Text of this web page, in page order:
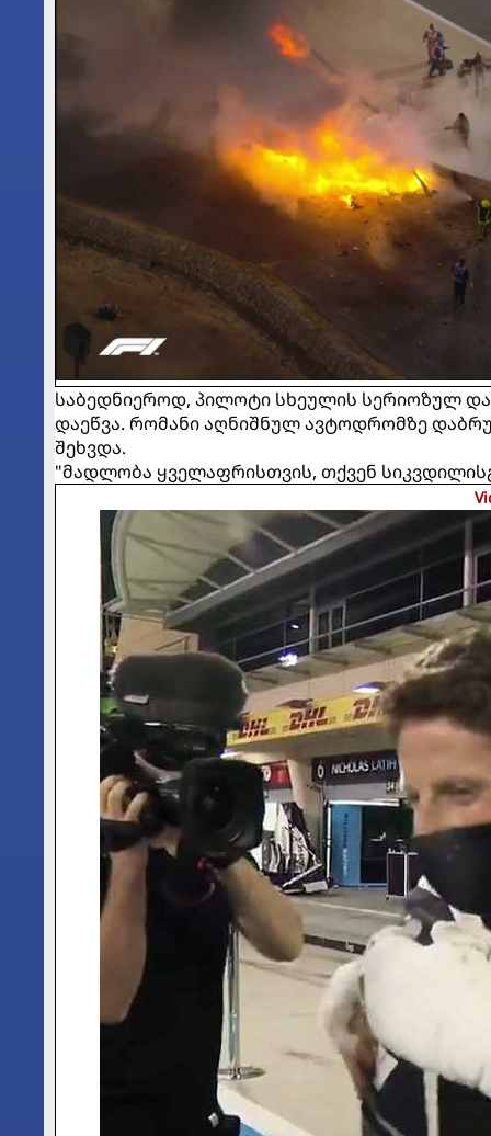
საბედნიეროდ, პილოტი სხეულის სერიოზულ
დაეწვა. რომანი აღნიშნულ ავტოდრომზე
შეხვდა.
"მადლობა ყველაფრისთვის, თქვენ